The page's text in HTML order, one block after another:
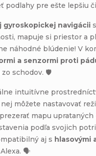
podlahy pre ešte lepšiu
navigácii
mapuje si priestor a
náhodné blúdenie! V
a senzormi proti
zo schodov. 🛡️
intuitívne
nej môžete nastavovať
mapu uprataných
podľa svojich
aj s hlasovými
🗣️